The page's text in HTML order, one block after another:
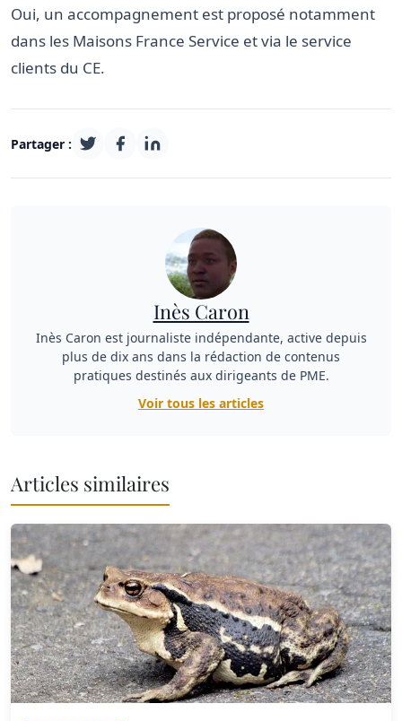
Oui, un accompagnement est proposé notamment
dans les Maisons France Service et via le service
clients du CE.
Partager :
Inès Caron
Inès Caron est journaliste indépendante, active depuis
plus de dix ans dans la rédaction de contenus
pratiques destinés aux dirigeants de PME.
Voir tous les articles
Articles similaires